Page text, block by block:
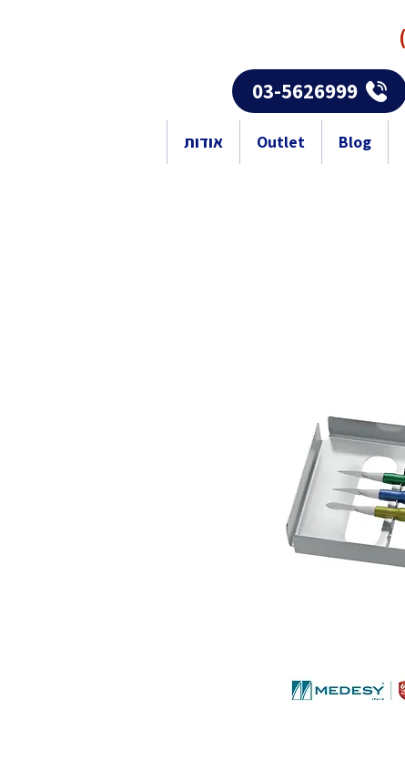
03-5626999
Blog
Outlet אודות